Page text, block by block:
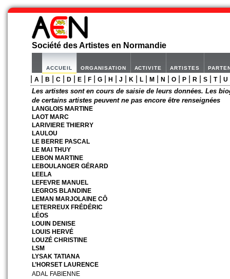
Société des Artistes en Normandie
ACCUEIL ORGANISATION ACTIVITE ARTISTES
A B C| D| E| F| G| H J K L| M| N O| P| R S| T| U
Les artistes sont en cours de saisie de leurs données. Les
de certains artistes peuvent ne pas encore être renseignées
LANGLOIS MARTINE
LAOT MARC
LARIVIERE THIERRY
LAULOU
LE BERRE PASCAL
LE MAI THUY
LEBON MARTINE
LEBOULANGER GÉRARD
LEELA
LEFEVRE MANUEL
LEGROS BLANDINE
LEMAN MARJOLAINE CÔ
LETERREUX FRÉDÉRIC
LÉOS
LOUIN DENISE
LOUIS HERVÉ
LOUZÉ CHRISTINE
LSM
LYSAK TATIANA
L’HORSET LAURENCE
ADAL FABIENNE